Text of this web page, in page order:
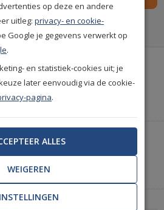
premium punten i
€ 35,-
of wilt u telefonisch bestellen?
3671
|
op deze en andere
uitleg:privacy- en cookie-
Google je gegevens verwerkt op
.
en statistiek-cookies uit; je
later eenvoudig via de cookie-
pagina.
ALLES
WEIGEREN
INSTELLINGEN